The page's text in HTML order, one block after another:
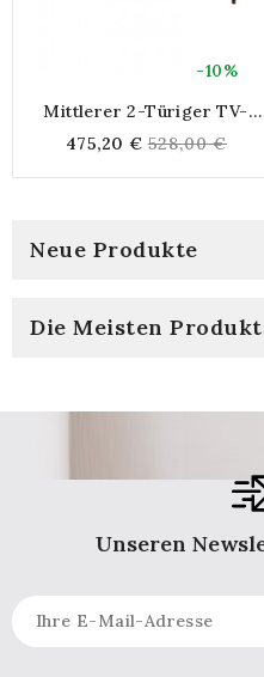
-10%
Mittlerer 2-Türiger TV-
475,20 € Regular
price
528,00 €
Neue Produkte
Die Meisten
Unseren